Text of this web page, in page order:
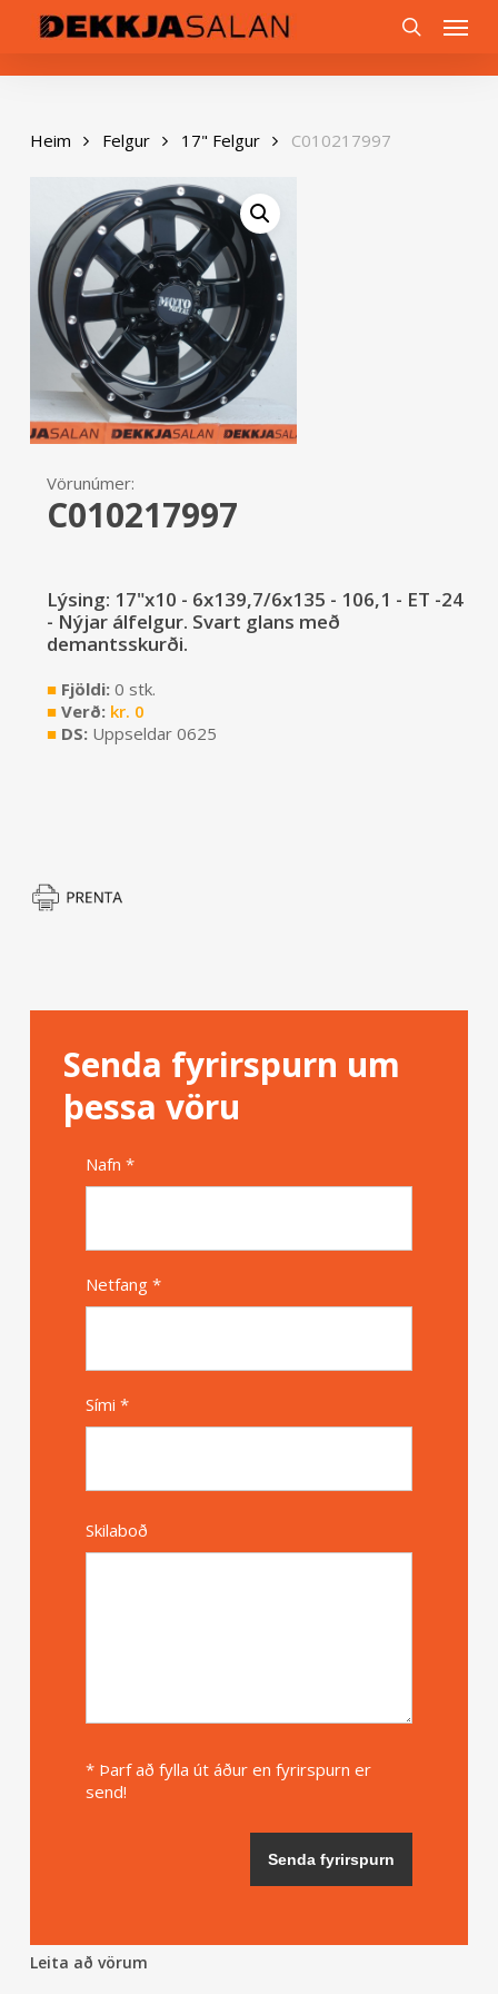
content
Menu
Heim Felgur 17" Felgur C010217997
Vörunúmer:
C010217997
Lýsing: 17"x10 - 6x139,7/6x135 - 106,1 - ET -24
- Nýjar álfelgur. Svart glans með
demantsskurði.
■Fjöldi: 0 stk.
■Verð: kr. 0
■DS: Uppseldar 0625
Senda fyrirspurn um
þessa vöru
Nafn *
Netfang *
Sími *
Skilaboð
* Þarf að fylla út áður en fyrirspurn er
send!
Leita að vörum